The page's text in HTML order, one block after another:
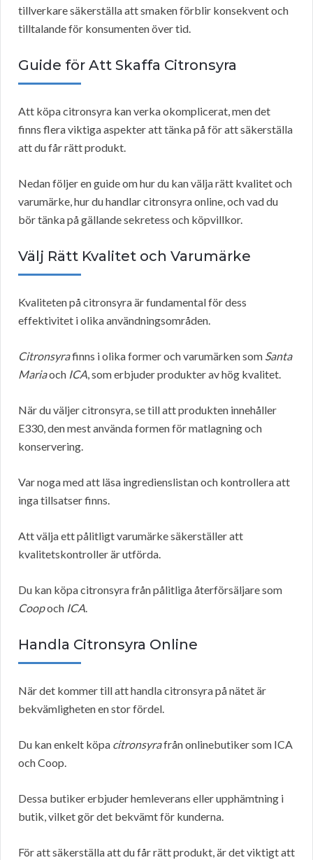
tillverkare säkerställa att smaken förblir konsekvent och
tilltalande för konsumenten över tid.
Guide för Att Skaffa Citronsyra
Att köpa citronsyra kan verka okomplicerat, men det
finns flera viktiga aspekter att tänka på för att säkerställa
att du får rätt produkt.
Nedan följer en guide om hur du kan välja rätt kvalitet och
varumärke, hur du handlar citronsyra online, och vad du
bör tänka på gällande sekretess och köpvillkor.
Välj Rätt Kvalitet och Varumärke
Kvaliteten på citronsyra är fundamental för dess
effektivitet i olika användningsområden.
Citronsyrafinns i olika former och varumärken som Santa
Mariaoch ICA, som erbjuder produkter av hög kvalitet.
När du väljer citronsyra, se till att produkten innehåller
E330, den mest använda formen för matlagning och
konservering.
Var noga med att läsa ingredienslistan och kontrollera att
inga tillsatser finns.
Att välja ett pålitligt varumärke säkerställer att
kvalitetskontroller är utförda.
Du kan köpa citronsyra från pålitliga återförsäljare som
Coopoch ICA.
Handla Citronsyra Online
När det kommer till att handla citronsyra på nätet är
bekvämligheten en stor fördel.
Du kan enkelt köpa citronsyrafrån onlinebutiker som ICA
och Coop.
Dessa butiker erbjuder hemleverans eller upphämtning i
butik, vilket gör det bekvämt för kunderna.
För att säkerställa att du får rätt produkt, är det viktigt att